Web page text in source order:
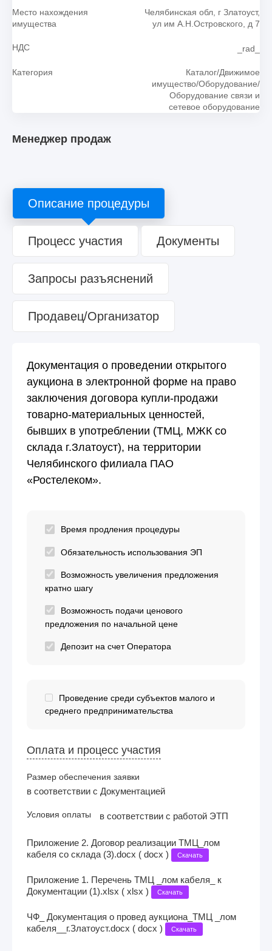
Место нахождения
имущества
Челябинская обл, г Златоуст,
ул им А.Н.Островского, д 7
НДС _rad_
Категория
Каталог/Движимое
имущество/Оборудование/
Оборудование связи и
сетевое оборудование
Менеджер продаж
Описание процедуры
Процесс участия Документы
Запросы разъяснений
Продавец/Организатор
Документация о проведении открытого
аукциона в электронной форме на право
заключения договора купли-продажи
товарно-материальных ценностей,
бывших в употреблении (ТМЦ, МЖК со
склада г.Златоуст), на территории
Челябинского филиала ПАО
«Ростелеком».
Время продления процедуры
Обязательность использования ЭП
Возможность увеличения предложения
кратно шагу
Возможность подачи ценового
предложения по начальной цене
Депозит на счет Оператора
Проведение среди субъектов малого и
среднего предпринимательства
Оплата и процесс участия
Размер обеспечения заявки
в соответствии с Документацией
Условия оплаты в соответствии с работой ЭТП
Приложение 2. Договор реализации ТМЦ_лом
кабеля со склада (3).docx ( docx )
Скачать
Приложение 1. Перечень ТМЦ _лом кабеля_ к
Документации (1).xlsx ( xlsx )
Скачать
ЧФ_ Документация о провед аукциона_ТМЦ _лом
кабеля__г.Златоуст.docx ( docx )
Скачать